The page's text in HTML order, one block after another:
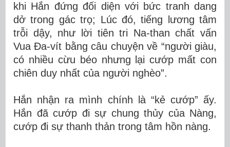
khi Hắn đứng đối diện với bức tranh dang
dở trong gác trọ; Lúc đó, tiếng lương tâm
trỗi dậy, như lời tiên tri Na-than chất vấn
Vua Đa-vít bằng câu chuyện về “người giàu,
có nhiều cừu béo nhưng lại cướp mất con
chiên duy nhất của người nghèo”.
Hắn nhận ra mình chính là “kẻ cướp” ấy.
Hắn đã cướp đi sự chung thủy của Nàng,
cướp đi sự thanh thản trong tâm hồn nàng.